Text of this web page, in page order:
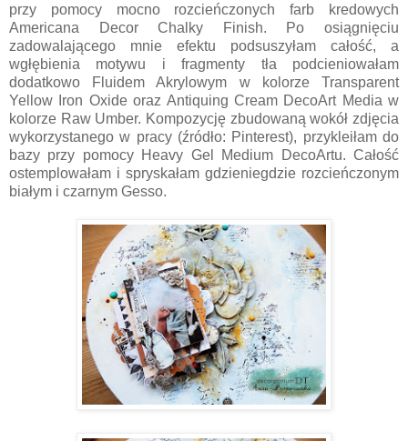
przy pomocy mocno rozcieńczonych farb kredowych
Americana Decor Chalky Finish. Po osiągnięciu
zadowalającego mnie efektu podsuszyłam całość, a
wgłębienia motywu i fragmenty tła podcieniowałam
dodatkowo Fluidem Akrylowym w kolorze Transparent
Yellow Iron Oxide oraz Antiquing Cream DecoArt Media w
kolorze Raw Umber. Kompozycję zbudowaną wokół zdjęcia
wykorzystanego w pracy (źródło: Pinterest), przykleiłam do
bazy przy pomocy Heavy Gel Medium DecoArtu. Całość
ostemplowałam i spryskałam gdzieniegdzie rozcieńczonym
białym i czarnym Gesso.